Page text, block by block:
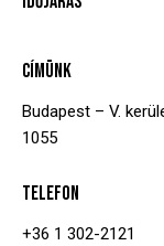
CÍMÜNK
Budapest – V.
1055
TELEFON
+36 1 302-2121